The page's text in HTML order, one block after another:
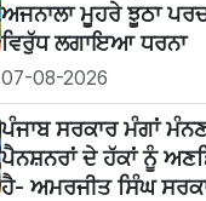
ਅਜਨਾਲਾ ਮੂਹਰੇ ਝੂਠਾ
ਵਿਰੁੱਧ ਲਗਾਇਆ ਧਰਨਾ
07-08-2026
ਪੰਜਾਬ ਸਰਕਾਰ ਮੰਗਾਂ
ਪੈਨਸ਼ਨਰਾਂ ਦੇ ਹੱਕਾਂ ਨੂੰ
ਹੈ- ਅਮਰਜੀਤ ਸਿੰਘ